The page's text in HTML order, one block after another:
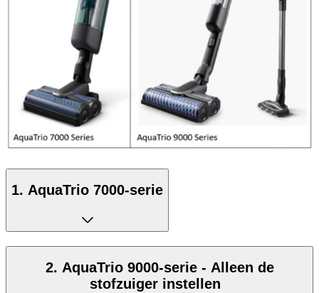
1. AquaTrio 7000-serie
2. AquaTrio 9000-serie - Alleen de
stofzuiger instellen